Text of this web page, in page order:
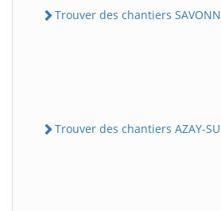
Trouver des chantiers
Trouver des chantiers AZAY-